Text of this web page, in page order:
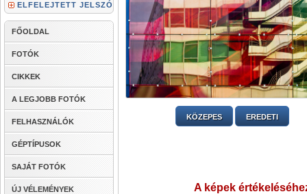
ELFELEJTETT JELSZÓ
FŐOLDAL
FOTÓK
CIKKEK
A LEGJOBB FOTÓK
FELHASZNÁLÓK
GÉPTÍPUSOK
SAJÁT FOTÓK
ÚJ VÉLEMÉNYEK
KÖZEPES EREDETI
A képek